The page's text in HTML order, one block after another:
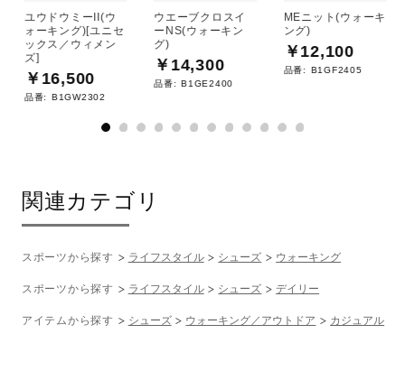
ユウドウミーII(ウ
ォーキング)[ユニセ
ックス／ウィメン
ズ]
￥16,500
品番: B1GW2302
ウエーブクロスイ
ーNS(ウォーキン
グ)
￥14,300
品番: B1GE2400
MEニット(ウォーキ
ング)
￥12,100
品番: B1GF2405
関連カテゴリ
スポーツから探す ライフスタイル シューズ ウォーキング
スポーツから探す ライフスタイル シューズ デイリー
アイテムから探す シューズ ウォーキング／アウトドア カジュアル